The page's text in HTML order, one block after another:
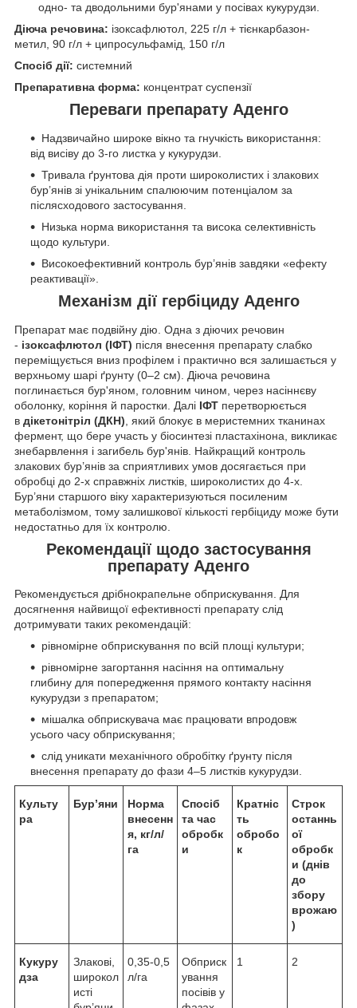
одно- та дводольними бур'янами у посівах кукурудзи.
Діюча речовина: ізоксафлютол, 225 г/л + тієнкарбазон-
метил, 90 г/л + ципросульфамід, 150 г/л
Спосіб дії: системний
Препаративна форма: концентрат суспензії
Переваги препарату Аденго
Надзвичайно широке вікно та гнучкість використання:
від висіву до 3-го листка у кукурудзи.
Тривала ґрунтова дія проти широколистих і злакових
бур’янів зі унікальним спалюючим потенціалом за
післясходового застосування.
Низька норма використання та висока селективність
щодо культури.
Високоефективний контроль бур’янів завдяки «ефекту
реактивації».
Механізм дії гербіциду Аденго
Препарат має подвійну дію. Одна з діючих речовин
- ізоксафлютол (ІФТ) після внесення препарату слабко
переміщується вниз профілем і практично вся залишається у
верхньому шарі ґрунту (0–2 см). Діюча речовина
поглинається бур'яном, головним чином, через насіннєву
оболонку, коріння й паростки. Далі ІФТ перетворюється
в дікетонітріл (ДКН) , який блокує в меристемних тканинах
фермент, що бере участь у біосинтезі пластахінона, викликає
знебарвлення і загибель бур'янів. Найкращий контроль
злакових бур’янів за сприятливих умов досягається при
обробці до 2-х справжніх листків, широколистих до 4-х.
Бур’яни старшого віку характеризуються посиленим
метаболізмом, тому залишкової кількості гербіциду може бути
недостатньо для їх контролю.
Рекомендації щодо застосування
препарату Аденго
Рекомендується дрібнокрапельне обприскування. Для
досягнення найвищої ефективності препарату слід
дотримувати таких рекомендацій:
рівномірне обприскування по всій площі культури;
рівномірне загортання насіння на оптимальну
глибину для попередження прямого контакту насіння
кукурудзи з препаратом;
мішалка обприскувача має працювати впродовж
усього часу обприскування;
слід уникати механічного обробітку ґрунту після
внесення препарату до фази 4–5 листків кукурудзи.
Культу
ра
Бур’яни
Норма
внесенн
я, кг/л/
га
Спосіб
та час
обробк
и
Кратніс
ть
обробо
к
Строк
останнь
ої
обробк
и (днів
до
збору
врожаю
)
Кукуру
дза
Злакові,
широкол
исті
0,35-0,5
л/га
Обприск
ування
посівів у
1 2